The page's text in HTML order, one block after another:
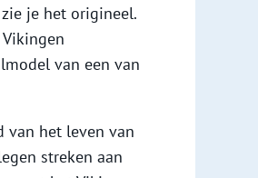
je het origineel.
van een van
van het leven van
streken aan